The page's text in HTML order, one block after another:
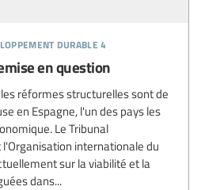
durable 4
en question
réformes structurelles sont de
en Espagne, l'un des pays les
Le Tribunal
internationale du
sur la viabilité et la
dans...